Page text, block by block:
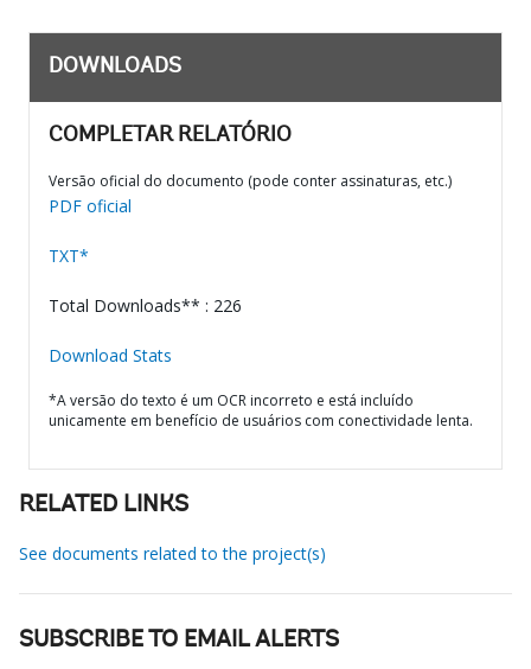
DOWNLOADS
COMPLETAR RELATÓRIO
Versão oficial do documento (pode conter assinaturas, etc.)
PDF oficial
TXT*
Total Downloads** : 226
Download Stats
*A versão do texto é um OCR incorreto e está incluído
unicamente em benefício de usuários com conectividade lenta.
RELATED LINKS
See documents related to the project(s)
SUBSCRIBE TO EMAIL ALERTS